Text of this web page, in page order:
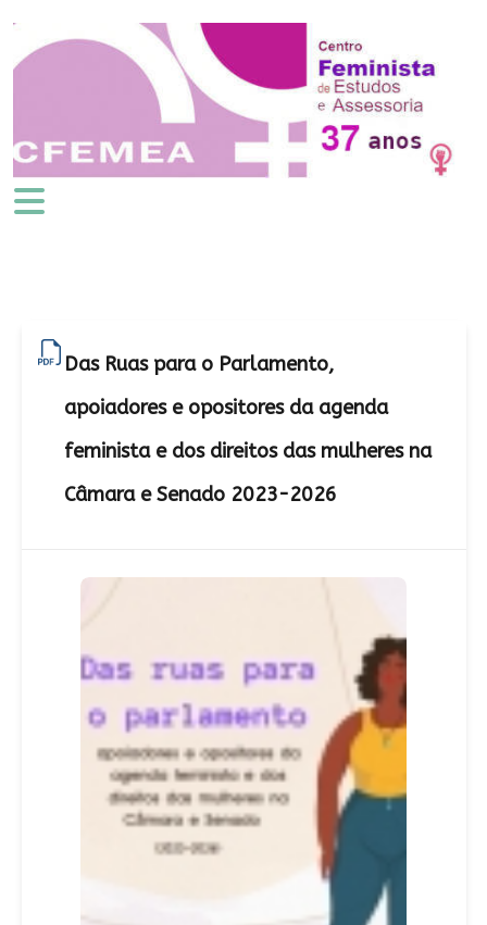
Das Ruas para o Parlamento,
apoiadores e opositores da agenda
feminista e dos direitos das mulheres na
Câmara e Senado 2023-2026